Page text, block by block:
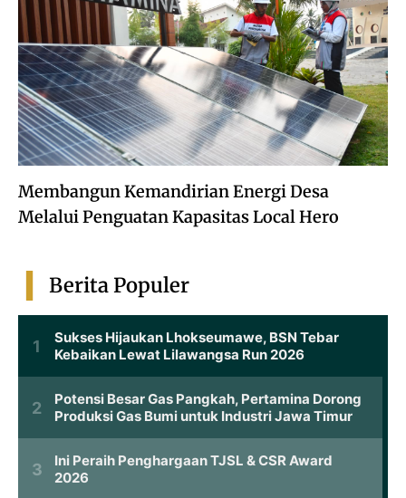
Membangun Kemandirian Energi Desa
Melalui Penguatan Kapasitas Local Hero
Berita Populer